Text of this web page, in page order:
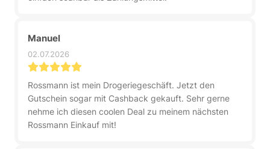
Manuel
02.07.2026
Rossmann ist mein Drogeriegeschäft. Jetzt den
Gutschein sogar mit Cashback gekauft. Sehr gerne
nehme ich diesen coolen Deal zu meinem nächsten
Rossmann Einkauf mit!